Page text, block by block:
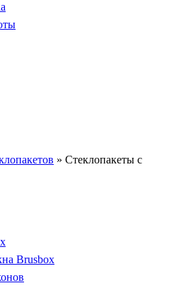
» Стеклопакеты с
Brusbox